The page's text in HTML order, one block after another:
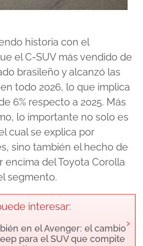
historia con el
el C-SUV más vendido de
brasileño y alcanzó las
todo 2026, lo que implica
6% respecto a 2025. Más
lo importante no solo es
cual se explica por
sino también el hecho de
encima del Toyota Corolla
segmento.
interesar:
en el Avenger: el cambio
para el SUV que compite
›